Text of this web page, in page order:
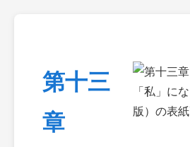
第十三
章